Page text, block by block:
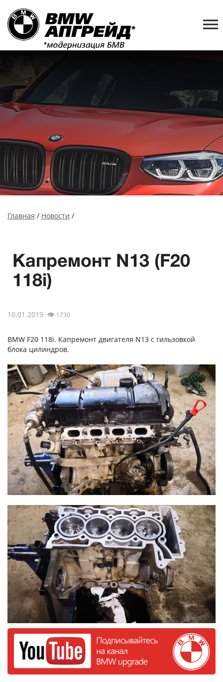
Главная / Новости /
Капремонт N13 (F20
118i)
10.01.2019 👁 1730
BMW F20 118i. Капремонт двигателя N13 с гильзовкой
блока цилиндров.